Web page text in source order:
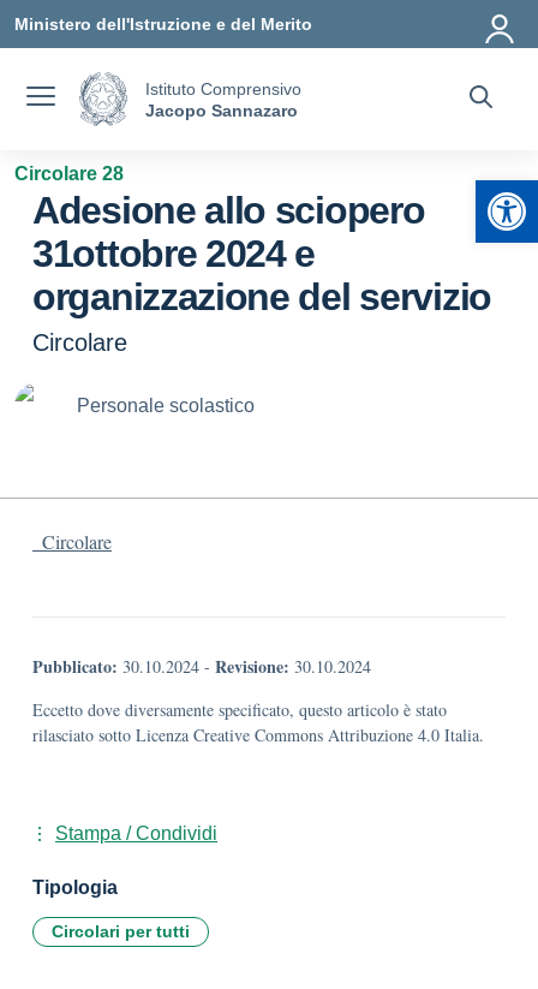
Ministero dell'Istruzione e del Merito
Istituto Comprensivo
Jacopo Sannazaro
Circolare 28
Adesione allo sciopero
31ottobre 2024 e
organizzazione del servizio
Circolare
Personale scolastico
_Circolare
Pubblicato: 30.10.2024 - Revisione: 30.10.2024
Eccetto dove diversamente specificato, questo articolo è stato
rilasciato sotto Licenza Creative Commons Attribuzione 4.0 Italia.
Stampa / Condividi
Tipologia
Circolari per tutti